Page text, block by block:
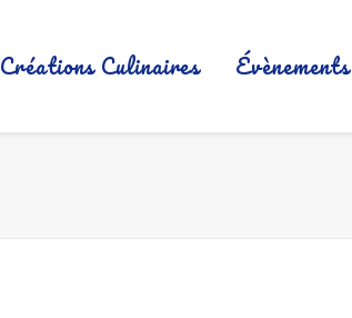
Créations Culinaires Évènements